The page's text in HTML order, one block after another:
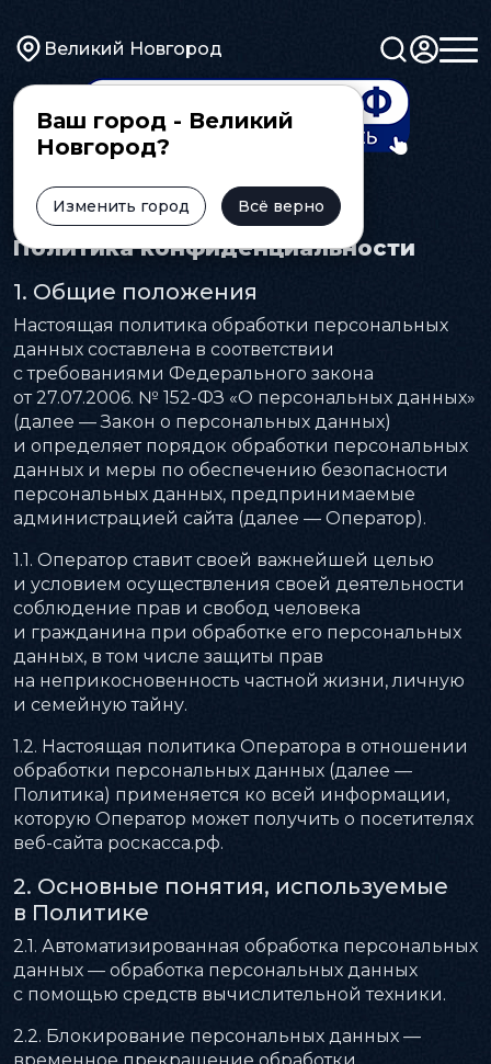
Великий Новгород
Ваш город - Великий
Новгород?
Изменить город Всё верно
Главная Политика конфиденциальности
Политика конфиденциальности
1. Общие положения
Настоящая политика обработки персональных
данных составлена в соответствии
с требованиями Федерального закона
от 27.07.2006. № 152-ФЗ «О персональных данных»
(далее — Закон о персональных данных)
и определяет порядок обработки персональных
данных и меры по обеспечению безопасности
персональных данных, предпринимаемые
администрацией сайта (далее — Оператор).
1.1. Оператор ставит своей важнейшей целью
и условием осуществления своей деятельности
соблюдение прав и свобод человека
и гражданина при обработке его персональных
данных, в том числе защиты прав
на неприкосновенность частной жизни, личную
и семейную тайну.
1.2. Настоящая политика Оператора в отношении
обработки персональных данных (далее —
Политика) применяется ко всей информации,
которую Оператор может получить о посетителях
веб-сайта роскасса.рф.
2. Основные понятия, используемые
в Политике
2.1. Автоматизированная обработка персональных
данных — обработка персональных данных
с помощью средств вычислительной техники.
2.2. Блокирование персональных данных —